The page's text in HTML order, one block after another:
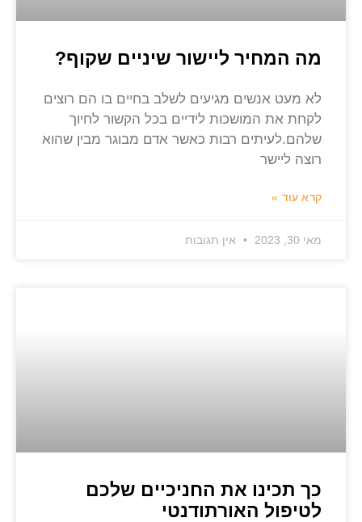
מה המחיר ליישור שיניים שקוף?
לא מעט אנשים מגיעים לשלב בחיים בו הם רוצים
לקחת את המושכות לידיים בכל הקשור לחיוך
שלהם.לעיתים רבות כאשר אדם מבוגר מבין שהוא
רוצה ליישר
קרא עוד »
מאי 30, 2023 אין תגובות
כך תכינו את החניכיים שלכם
לטיפול האורתודנטי